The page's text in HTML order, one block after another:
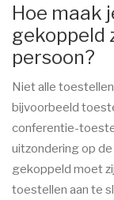
Hoe maak
gekoppeld
persoon?
Niet alle
bijvoorbeeld
conferentie-
uitzondering op
gekoppeld moet
toestellen aan te